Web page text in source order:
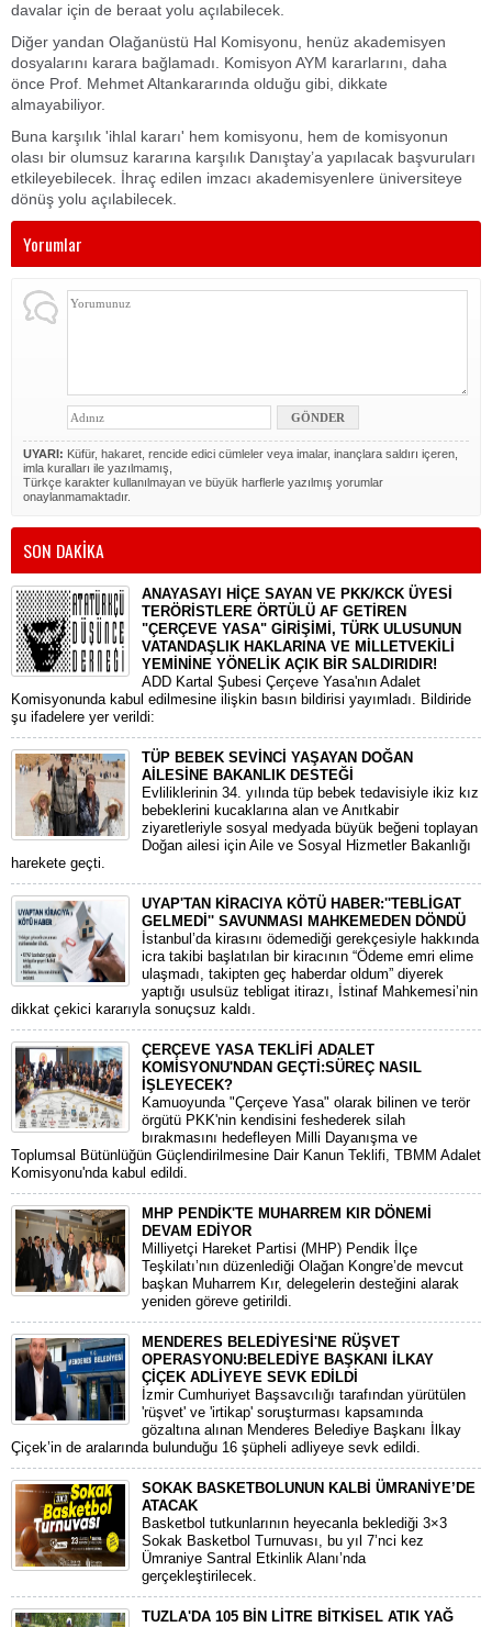
davalar için de beraat yolu açılabilecek.
Diğer yandan Olağanüstü Hal Komisyonu, henüz akademisyen
dosyalarını karara bağlamadı. Komisyon AYM kararlarını, daha
önce Prof. Mehmet Altankararında olduğu gibi, dikkate
almayabiliyor.
Buna karşılık 'ihlal kararı' hem komisyonu, hem de komisyonun
olası bir olumsuz kararına karşılık Danıştay’a yapılacak başvuruları
etkileyebilecek. İhraç edilen imzacı akademisyenlere üniversiteye
dönüş yolu açılabilecek.
Yorumlar
UYARI: Küfür, hakaret, rencide edici cümleler veya imalar, inançlara saldırı içeren,
imla kuralları ile yazılmamış,
Türkçe karakter kullanılmayan ve büyük harflerle yazılmış yorumlar
onaylanmamaktadır.
SON DAKİKA
ANAYASAYI HİÇE SAYAN VE PKK/KCK ÜYESİ
TERÖRİSTLERE ÖRTÜLÜ AF GETİREN
"ÇERÇEVE YASA" GİRİŞİMİ, TÜRK ULUSUNUN
VATANDAŞLIK HAKLARINA VE MİLLETVEKİLİ
YEMİNİNE YÖNELİK AÇIK BİR SALDIRIDIR!
ADD Kartal Şubesi Çerçeve Yasa'nın Adalet
Komisyonunda kabul edilmesine ilişkin basın bildirisi yayımladı. Bildiride
şu ifadelere yer verildi:
TÜP BEBEK SEVİNCİ YAŞAYAN DOĞAN
AİLESİNE BAKANLIK DESTEĞİ
​Evliliklerinin 34. yılında tüp bebek tedavisiyle ikiz kız
bebeklerini kucaklarına alan ve Anıtkabir
ziyaretleriyle sosyal medyada büyük beğeni toplayan
Doğan ailesi için Aile ve Sosyal Hizmetler Bakanlığı
harekete geçti.
UYAP'TAN KİRACIYA KÖTÜ HABER:''TEBLİGAT
GELMEDİ'' SAVUNMASI MAHKEMEDEN DÖNDÜ
​İstanbul’da kirasını ödemediği gerekçesiyle hakkında
icra takibi başlatılan bir kiracının “Ödeme emri elime
ulaşmadı, takipten geç haberdar oldum” diyerek
yaptığı usulsüz tebligat itirazı, İstinaf Mahkemesi’nin
dikkat çekici kararıyla sonuçsuz kaldı.
ÇERÇEVE YASA TEKLİFİ ADALET
KOMİSYONU'NDAN GEÇTİ:SÜREÇ NASIL
İŞLEYECEK?
​Kamuoyunda "Çerçeve Yasa" olarak bilinen ve terör
örgütü PKK'nin kendisini feshederek silah
bırakmasını hedefleyen Milli Dayanışma ve
Toplumsal Bütünlüğün Güçlendirilmesine Dair Kanun Teklifi, TBMM Adalet
Komisyonu'nda kabul edildi.
MHP PENDİK'TE MUHARREM KIR DÖNEMİ
DEVAM EDİYOR
​Milliyetçi Hareket Partisi (MHP) Pendik İlçe
Teşkilatı’nın düzenlediği Olağan Kongre’de mevcut
başkan Muharrem Kır, delegelerin desteğini alarak
yeniden göreve getirildi.
MENDERES BELEDİYESİ'NE RÜŞVET
OPERASYONU:BELEDİYE BAŞKANI İLKAY
ÇİÇEK ADLİYEYE SEVK EDİLDİ
​İzmir Cumhuriyet Başsavcılığı tarafından yürütülen
'rüşvet' ve 'irtikap' soruşturması kapsamında
gözaltına alınan Menderes Belediye Başkanı İlkay
Çiçek’in de aralarında bulunduğu 16 şüpheli adliyeye sevk edildi.
SOKAK BASKETBOLUNUN KALBİ ÜMRANİYE’DE
ATACAK
Basketbol tutkunlarının heyecanla beklediği 3×3
Sokak Basketbol Turnuvası, bu yıl 7’nci kez
Ümraniye Santral Etkinlik Alanı’nda
gerçekleştirilecek.
TUZLA'DA 105 BİN LİTRE BİTKİSEL ATIK YAĞ